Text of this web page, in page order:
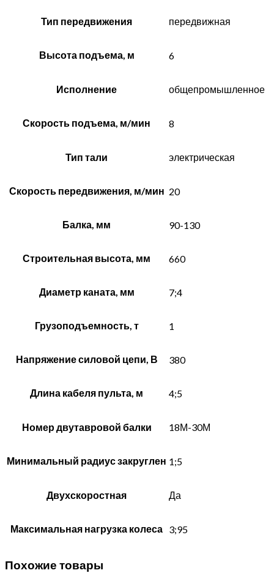
Тип передвижения передвижная
Высота подъема, м 6
Исполнение общепромышленное
Скорость подъема, м/мин 8
Тип тали электрическая
Скорость передвижения, м/мин 20
Балка, мм 90-130
Строительная высота, мм 660
Диаметр каната, мм 7;4
Грузоподъемность, т 1
Напряжение силовой цепи, В 380
Длина кабеля пульта, м 4;5
Номер двутавровой балки 18М-30М
Минимальный радиус закруглен 1;5
Двухскоростная Да
Максимальная нагрузка колеса 3;95
Похожие товары